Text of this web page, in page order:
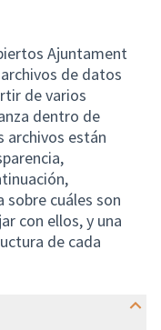
Ajuntament
de datos
de varios
dentro de
archivos están
cuáles son
con ellos, y una
de cada